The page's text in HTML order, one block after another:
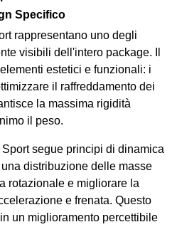
Specifico
rappresentano uno degli
visibili dell'intero package. Il
estetici e funzionali: i
il raffreddamento dei
la massima rigidità
il peso.
segue principi di dinamica
distribuzione delle masse
rotazionale e migliorare la
e frenata. Questo
un miglioramento percettibile